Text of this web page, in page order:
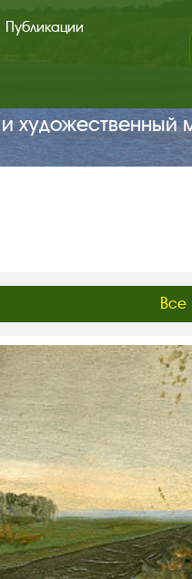
Публикации
художественный